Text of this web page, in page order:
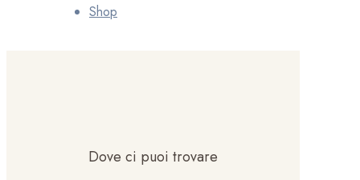
Shop
Dove ci puoi trovare